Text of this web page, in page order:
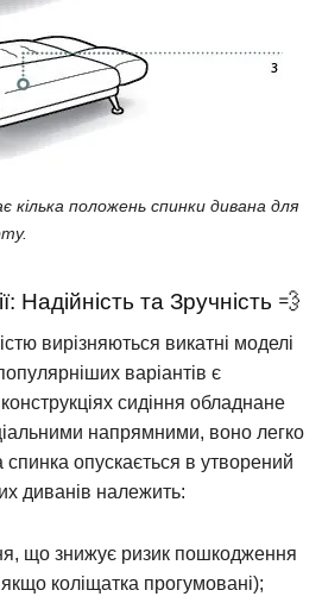
кілька положень спинки дивана для
Надійність та Зручність 💨
вирізняються викатні моделі
варіантів є
сидіння обладнане
напрямними, воно легко
спинка опускається в утворений
диванів належить:
що знижує ризик пошкодження
коліщатка прогумовані);